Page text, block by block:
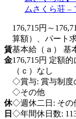
賃
金
176,715円～
算額）、パート
基本給（ａ） 基
176,715円 定額
（ｃ）なし
◇賞与: 賞与制度
休
日
◇その他
◇週休二日: その
◇年間休日数: